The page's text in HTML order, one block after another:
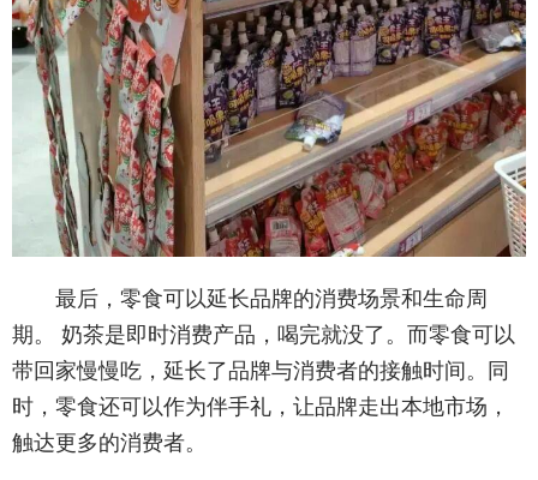
最后，零食可以延长品牌的消费场景和生命周
期。 奶茶是即时消费产品，喝完就没了。而零食可以
带回家慢慢吃，延长了品牌与消费者的接触时间。同
时，零食还可以作为伴手礼，让品牌走出本地市场，
触达更多的消费者。